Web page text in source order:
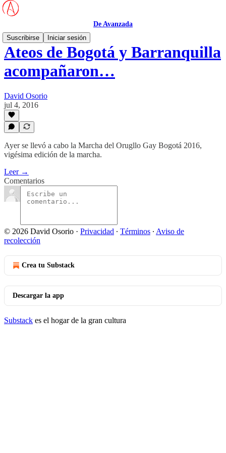
De Avanzada
Suscribirse
Iniciar sesión
Ateos de Bogotá y Barranquilla
acompañaron…
David Osorio
jul 4, 2016
Ayer se llevó a cabo la Marcha del Orugllo Gay Bogotá 2016,
vigésima edición de la marcha.
Leer →
Comentarios
© 2026 David Osorio · Privacidad ∙ Términos ∙ Aviso de
recolección
Crea tu Substack
Descargar la app
Substack es el hogar de la gran cultura